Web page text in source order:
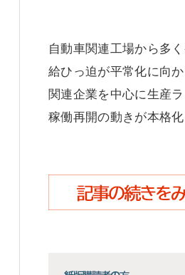
自動車関連工場から多
給ひっ迫が平常化に向
関連企業を中心に生産
稼働再開の動きが本格